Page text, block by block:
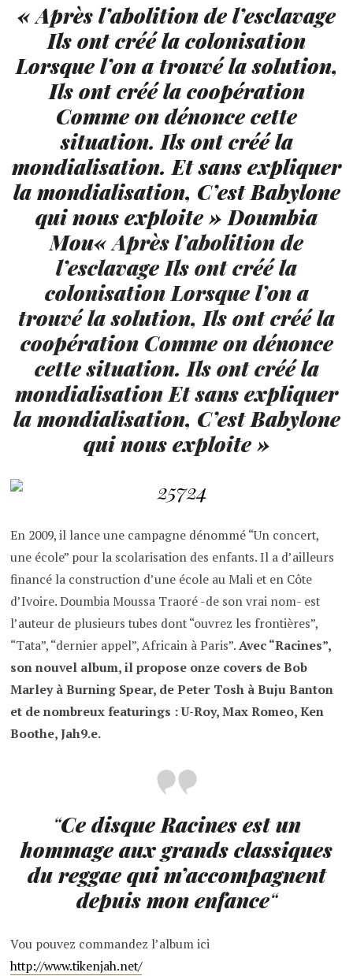
« Après l’abolition de l’esclavage
Ils ont créé la colonisation
Lorsque l’on a trouvé la solution,
Ils ont créé la coopération
Comme on dénonce cette
situation. Ils ont créé la
mondialisation. Et sans expliquer
la mondialisation, C’est Babylone
qui nous exploite » Doumbia
Mou«Après l’abolition de
l’esclavage Ils ont créé la
colonisation Lorsque l’on a
trouvé la solution, Ils ont créé la
coopération Comme on dénonce
cette situation. Ils ont créé la
mondialisation Et sans expliquer
la mondialisation, C’est Babylone
qui nous exploite»
En 2009, il lance une campagne dénommé “Un concert,
une école” pour la scolarisation des enfants. Il a d’ailleurs
financé la construction d’une école au Mali et en Côte
d’Ivoire. Doumbia Moussa Traoré -de son vrai nom- est
l’auteur de plusieurs tubes dont “ouvrez les frontières”,
“Tata”, “dernier appel”, Africain à Paris”.Avec “Racines”,
son nouvel album, il propose onze covers de Bob
Marley à Burning Spear, de Peter Tosh à Buju Banton
et de nombreux featurings : U-Roy, Max Romeo, Ken
Boothe, Jah9.e.
“Ce disque Racines est un
hommage aux grands classiques
du reggae qui m’accompagnent
depuis mon enfance“
Vou pouvez commandez l’album ici
http://www.tikenjah.net/